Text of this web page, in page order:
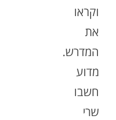
וקראו
את
המדרש.
מדוע
חשבו
שרי